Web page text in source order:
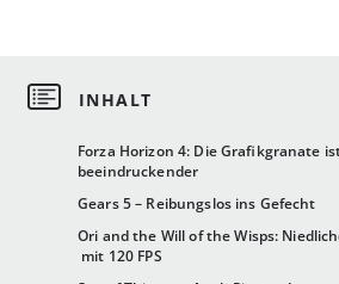
Forza Horizon 4: Die Grafikgranate
beeindruckender
Gears 5 – Reibungslos ins Gefecht
Ori and the Will of the Wisps:
mit 120 FPS